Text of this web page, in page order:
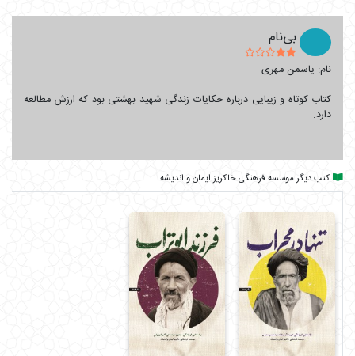
آیت‌الله محمدحسین بهشتی است. برگ‌هایی اگر چه کوتاه از زندگی
این شخصیت برجسته انقلاب؛ اما سراسر قابل تأمل و اثرگذار.
گزیده متن کتاب «عبای سوخته»
ایشان گفتم: «خاطره‌ای از پدرتان تعریف کنید.» گفت: «وقتی در
کشور آلمان بودیم به قبرستانی رفتیم که قبر مارکس هم در آنجا بود.
در قبرستان دوتا سگ داشتند می‌رفتند. کسی که همراه ما بود به پدرم
گفت: این دو سگ دارند می‌روند سر قبر مارکس فاتحه بخوانند. پدرم
بلافاصله گفت: اگر ما با فکر مارکس مخالف هستیم، نباید به او
توهین کنیم. ادب در کلام لازم است، چه فرد کافر باشد چه مسلمان.»
جهت تهیه کتاب عبای سوخته و سایر کتاب‌های نویسنده
بی‌نام
نام: یاسمن مهری
کتاب کوتاه و زیبایی درباره حکایات زندگی شهید بهشتی بود که ارزش مطالعه
دارد.
کتب دیگر موسسه فرهنگی خاکریز ایمان و اندیشه